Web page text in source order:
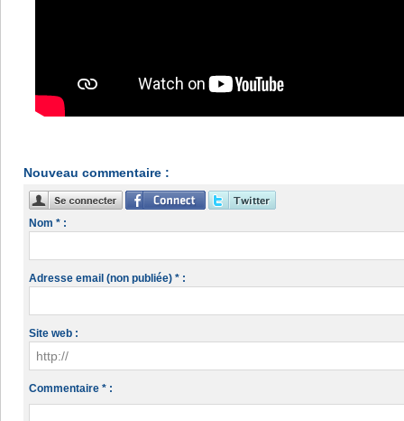
Nouveau commentaire :
Nom * :
Adresse email (non publiée) * :
Site web :
Commentaire * :